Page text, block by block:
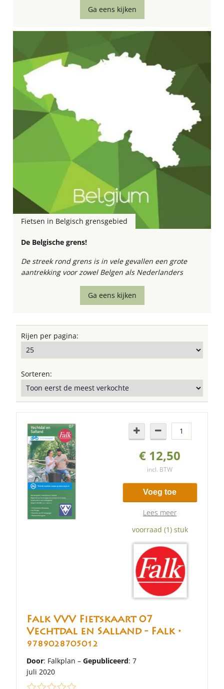
Ga eens kijken
Fietsen in Belgisch grensgebied
De Belgische grens!
De streek rond grens is in vele gevallen een grote
aantrekking voor zowel Belgen als Nederlanders
Ga eens kijken
Rijen per pagina:
Sorteren:
€ 12,50
incl. BTW
Voeg toe
Lees meer
voorraad (1) stuk
Falk VVV Fietskaart 07
Vechtdal en Salland - Falk •
9789028705012
Door: Falkplan –Gepubliceerd: 7
juli 2020